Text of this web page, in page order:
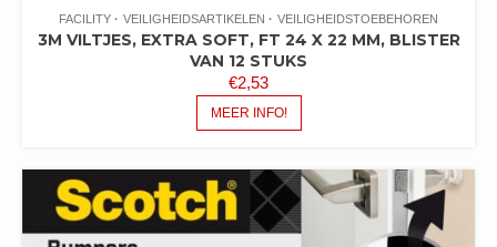
FACILITY VEILIGHEIDSARTIKELEN VEILIGHEIDSTOEBEHOREN
3M VILTJES, EXTRA SOFT, FT 24 X 22 MM, BLISTER
VAN 12 STUKS
€2,53
MEER INFO!